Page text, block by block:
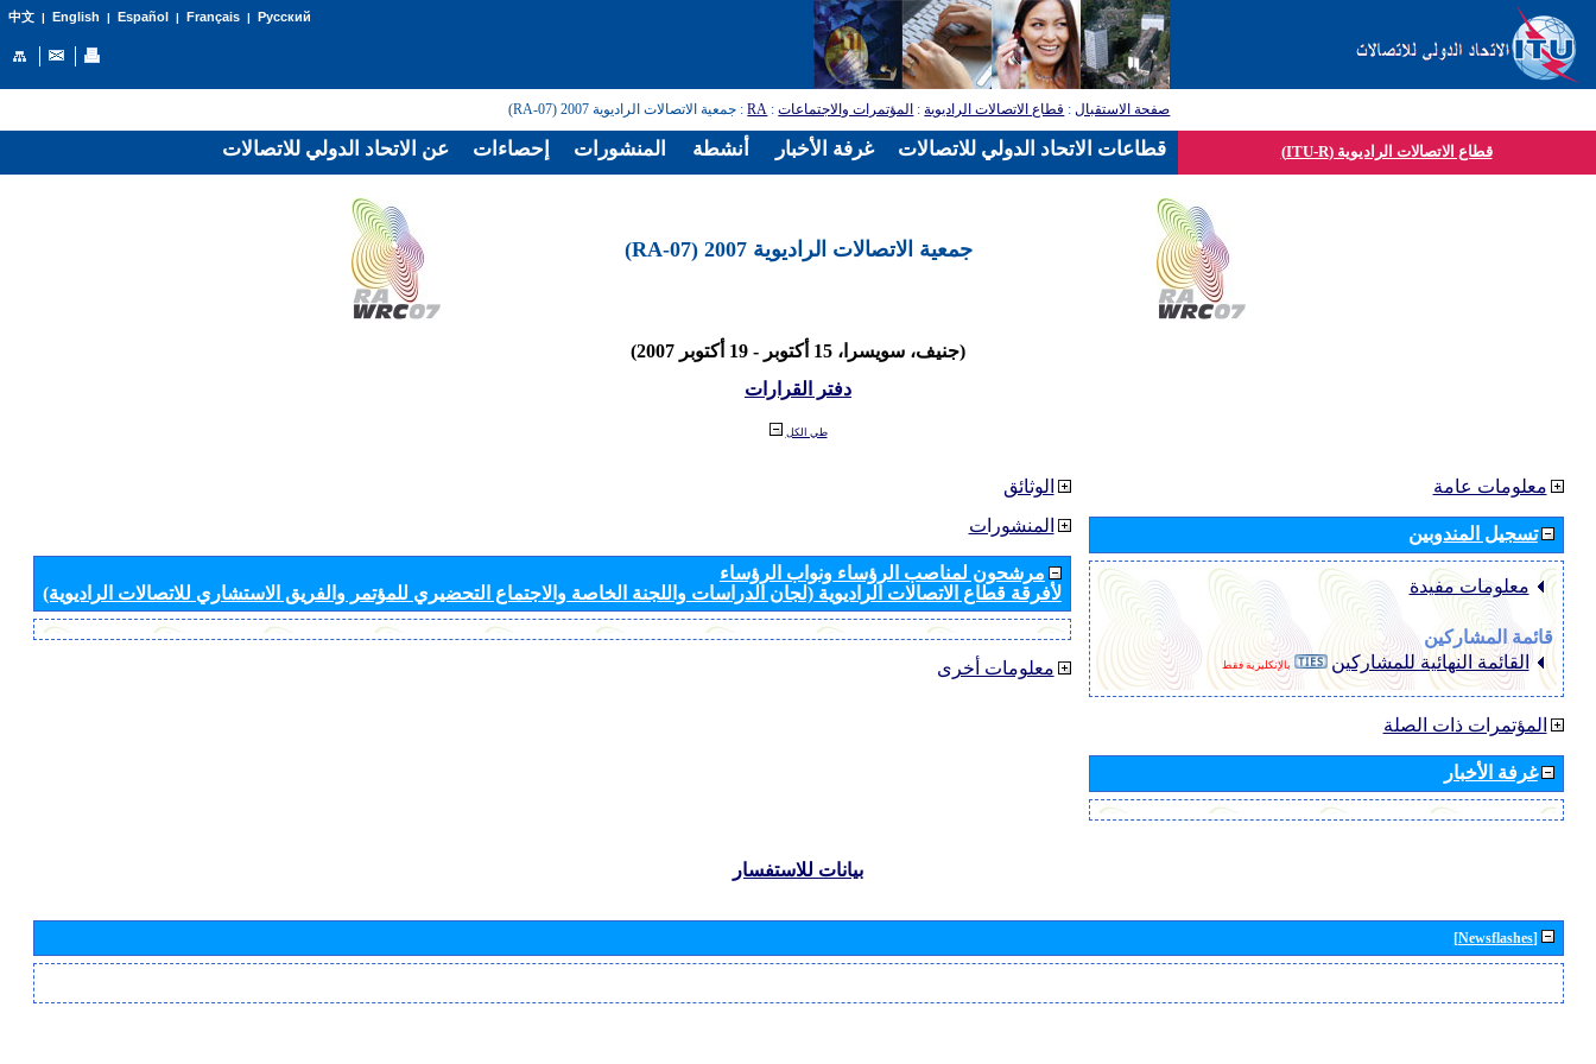
中文| English | Español | Français| Русский
صفحة الاستقبال: قطاع الاتصالات الراديوية: المؤتمرات والاجتماعات:
RA: جمعية الاتصالات الراديوية 2007 (RA-07)
قطاع الاتصالات الراديوية (ITU-R)
جمعية الاتصالات الراديوية 2007 (RA-07)
(جنيف، سويسرا، 15 أكتوبر - 19 أكتوبر 2007)
دفتر القرارات
طي الكل
الوثائق
المنشورات
مرشحون لمناصب الرؤساء ونواب الرؤساء
لأفرقة قطاع الاتصالات الراديوية (لجان الدراسات واللجنة الخاصة والاجتماع التحضيري للمؤتمر والفريق الاستشاري للاتصالات الراديوية)
معلومات أخرى
معلومات عامة
تسجيل المندوبين
معلومات مفيدة
قائمة المشاركين
القائمة النهائية للمشاركين
بالإنكليزية فقط
المؤتمرات ذات الصلة
غرفة الأخبار
بيانات للاستفسار
[Newsflashes]
عن الاتحاد الدولي للاتصالات إحصاءات المنشورات أنشطة غرفة الأخبار قطاعات الاتحاد الدولي للاتصالات